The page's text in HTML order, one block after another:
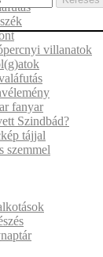
villanatok
fanyar
Szindbád?
tájjal
szemmel